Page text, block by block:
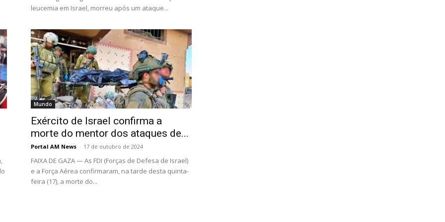
leucemia em Israel, morreu após um ataque...
Mundo
Exército de Israel confirma a
morte do mentor dos ataques de...
Portal AM News - 17 de outubro de 2024
FAIXA DE GAZA — As FDI (Forças de Defesa de Israel)
e a Força Aérea confirmaram, na tarde desta quinta-
feira (17), a morte do...